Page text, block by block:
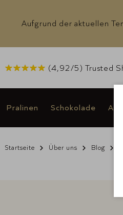
Aufgrund der aktuellen
(4,92 /5) Trusted
Pralinen Schokolade
Startseite Über uns Blog